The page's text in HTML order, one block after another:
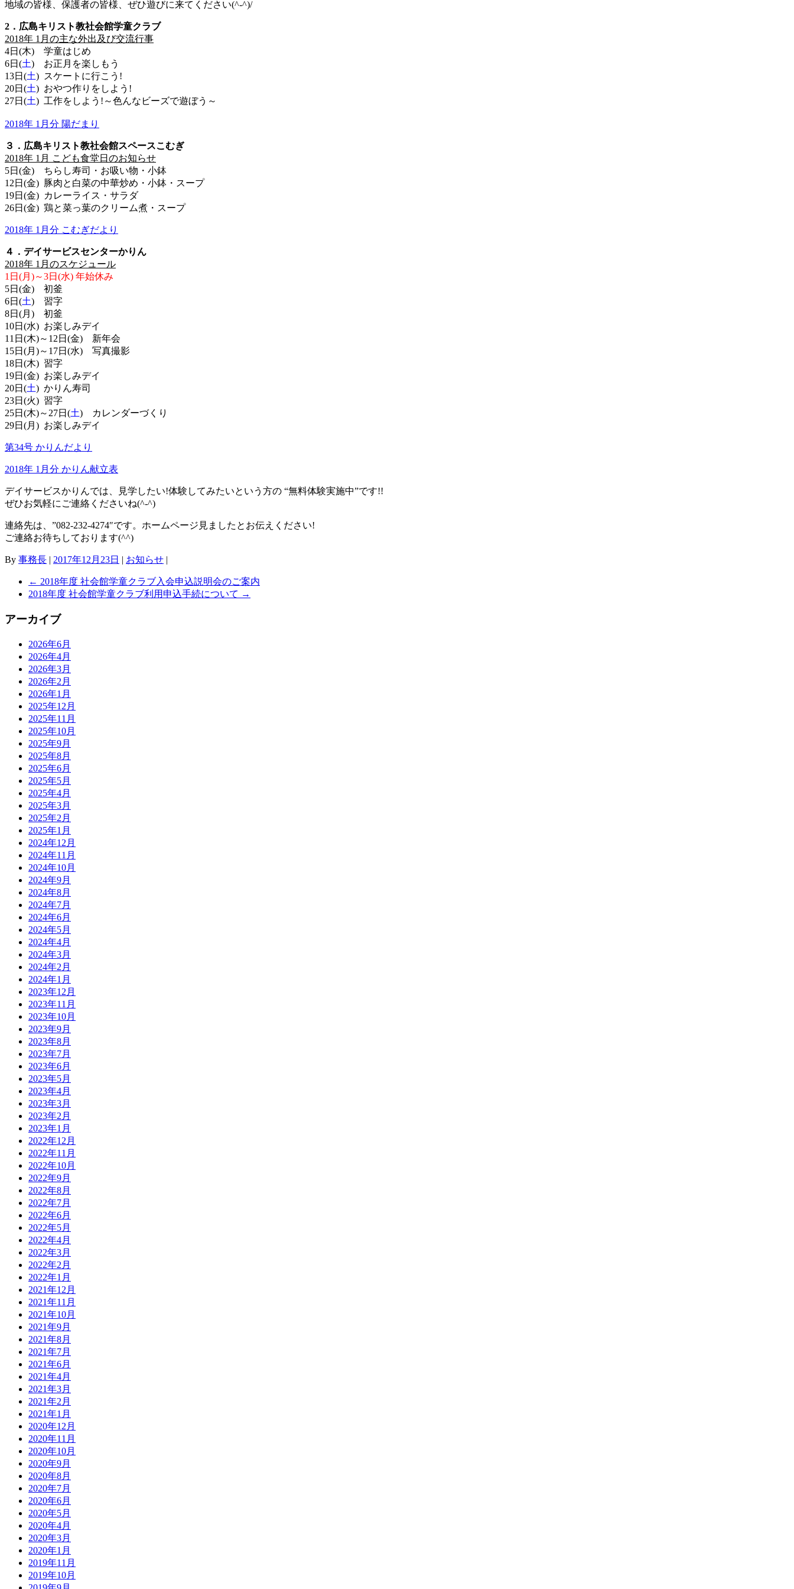
地域の皆様、保護者の皆様、ぜひ遊びに来てください(^-^)/
2．広島キリスト教社会館学童クラブ
2018年 1月の主な外出及び交流行事
4日(木) 学童はじめ
6日(土) お正月を楽しもう
13日(土) スケートに行こう!
20日(土) おやつ作りをしよう!
27日(土) 工作をしよう!～色んなビーズで遊ぼう～
2018年 1月分 陽だまり
３．広島キリスト教社会館スペースこむぎ
2018年 1 月 こども食堂日のお知らせ
5日(金) ちらし寿司・お吸い物・小鉢
12日(金) 豚肉と白菜の中華炒め・小鉢・スープ
19日(金) カレーライス・サラダ
26日(金) 鶏と菜っ葉のクリーム煮・スープ
2018年 1月分 こむぎだより
４．デイサービスセンターかりん
2018年 1月のスケジュール
1日(月)～3日(水) 年始休み
5日(金) 初釜
6日(土) 習字
8日(月) 初釜
10日(水) お楽しみデイ
11日(木)～12日(金) 新年会
15日(月)～17日(水) 写真撮影
18日(木) 習字
19日(金) お楽しみデイ
20日(土) かりん寿司
23日(火) 習字
25日(木)～27日(土) カレンダーづくり
29日(月) お楽しみデイ
第34号 かりんだより
2018年 1月分 かりん献立表
デイサービスかりんでは、見学したい!体験してみたいという方の “無料体験実施中”です!!
ぜひお気軽にご連絡くださいね(^-^)
連絡先は、”082-232-4274″です。ホームページ見ましたとお伝えください!
ご連絡お待ちしております(^^)
By 事務長 | 2017年12月23日 | お知らせ |
← 2018年度 社会館学童クラブ入会申込説明会のご案内
2018年度 社会館学童クラブ利用申込手続について →
アーカイブ
2026年6月
2026年4月
2026年3月
2026年2月
2026年1月
2025年12月
2025年11月
2025年10月
2025年9月
2025年8月
2025年6月
2025年5月
2025年4月
2025年3月
2025年2月
2025年1月
2024年12月
2024年11月
2024年10月
2024年9月
2024年8月
2024年7月
2024年6月
2024年5月
2024年4月
2024年3月
2024年2月
2024年1月
2023年12月
2023年11月
2023年10月
2023年9月
2023年8月
2023年7月
2023年6月
2023年5月
2023年4月
2023年3月
2023年2月
2023年1月
2022年12月
2022年11月
2022年10月
2022年9月
2022年8月
2022年7月
2022年6月
2022年5月
2022年4月
2022年3月
2022年2月
2022年1月
2021年12月
2021年11月
2021年10月
2021年9月
2021年8月
2021年7月
2021年6月
2021年4月
2021年3月
2021年2月
2021年1月
2020年12月
2020年11月
2020年10月
2020年9月
2020年8月
2020年7月
2020年6月
2020年5月
2020年4月
2020年3月
2020年1月
2019年11月
2019年10月